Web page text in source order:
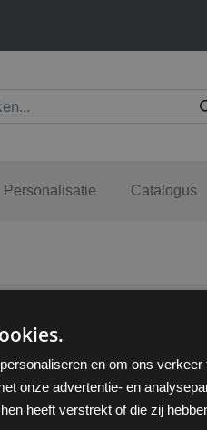
Personalisatie Catalogus
en om ons
onze advertentie- en
heeft verstrekt of die zij